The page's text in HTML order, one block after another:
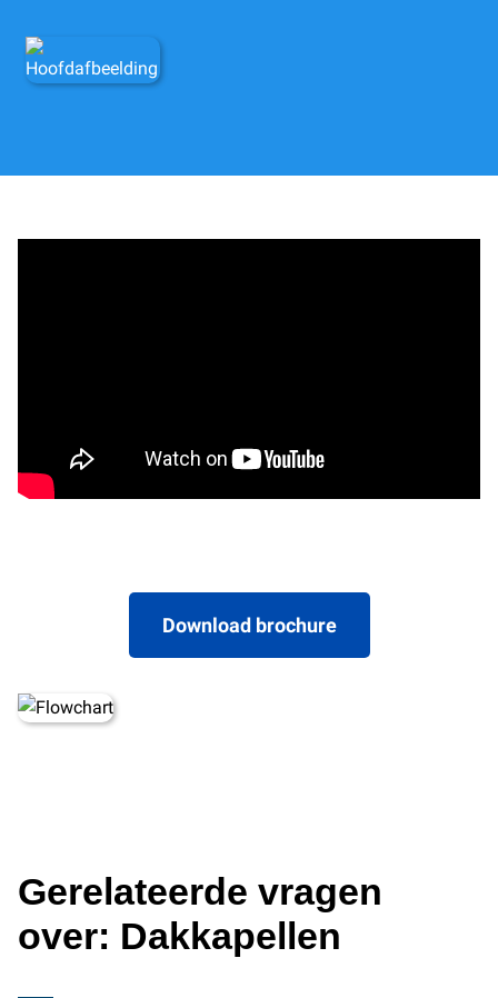
Download brochure
Gerelateerde vragen
over: Dakkapellen